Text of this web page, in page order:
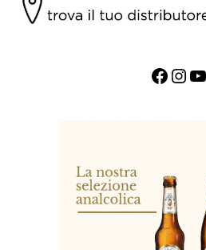
Facebook InstagramYouTube